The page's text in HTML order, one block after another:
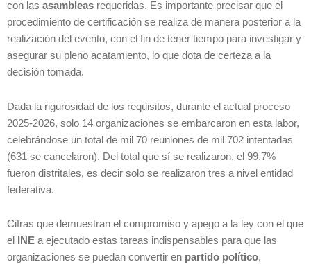
con las asambleas requeridas. Es importante precisar que el
procedimiento de certificación se realiza de manera posterior a la
realización del evento, con el fin de tener tiempo para investigar y
asegurar su pleno acatamiento, lo que dota de certeza a la
decisión tomada.
Dada la rigurosidad de los requisitos, durante el actual proceso
2025-2026, solo 14 organizaciones se embarcaron en esta labor,
celebrándose un total de mil 70 reuniones de mil 702 intentadas
(631 se cancelaron). Del total que sí se realizaron, el 99.7%
fueron distritales, es decir solo se realizaron tres a nivel entidad
federativa.
Cifras que demuestran el compromiso y apego a la ley con el que
el
INE a ejecutado estas tareas indispensables para que las
organizaciones se puedan convertir en partido político,